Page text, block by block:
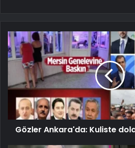
Gözler Ankara'da: Kuliste